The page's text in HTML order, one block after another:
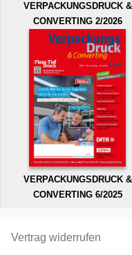
VERPACKUNGSDRUCK &
CONVERTING 2/2026
VERPACKUNGSDRUCK &
CONVERTING 6/2025
Vertrag widerrufen